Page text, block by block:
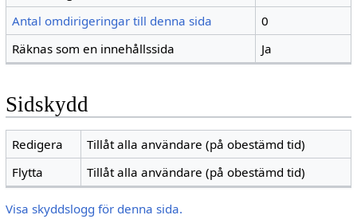
Antal omdirigeringar till denna sida
0
Räknas som en innehållssida
Ja
Sidskydd
Redigera
Tillåt alla användare (på obestämd tid)
Flytta
Tillåt alla användare (på obestämd tid)
Visa skyddslogg för denna sida.